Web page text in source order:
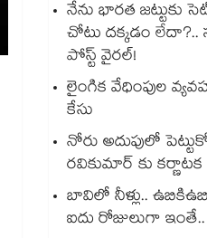
నేను భారత జట్టుకు
చోటు దక్కడం
పోస్ట్ వైరల్!
లైంగిక వేధింపుల
కేసు
నోరు అదుపులో
రవికుమార్ కు కర్ణాటక
బావిలో నీళ్లు..
ఐదు రోజులుగా